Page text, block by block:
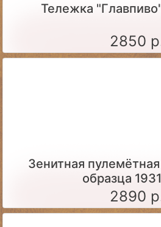
Тележка
2850
Зенитная
образца
2890